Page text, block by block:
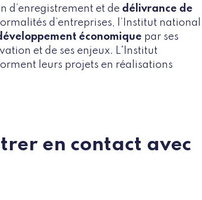
d’enregistrement et de délivrance de
d’entreprises, l’Institut national
économique par ses
et de ses enjeux. L'Institut
leurs projets en réalisations
en contact avec